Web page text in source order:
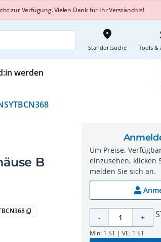
zur Verfügung. Vielen Dank für Ihr Verständnis!
place
Standortsuche Tools &
werden
B
content_copy
Um Preise,
einzusehen, klicken
melden Sie sich an.
- +
Min: 1 ST | VE: 1 ST